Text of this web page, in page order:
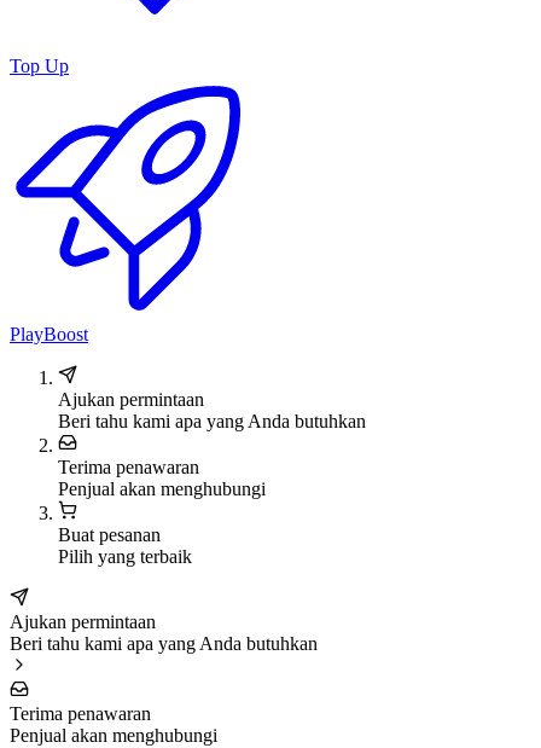
Top Up
PlayBoost
Ajukan permintaan
Beri tahu kami apa yang Anda butuhkan
Terima penawaran
Penjual akan menghubungi
Buat pesanan
Pilih yang terbaik
Ajukan permintaan
Beri tahu kami apa yang Anda butuhkan
Terima penawaran
Penjual akan menghubungi